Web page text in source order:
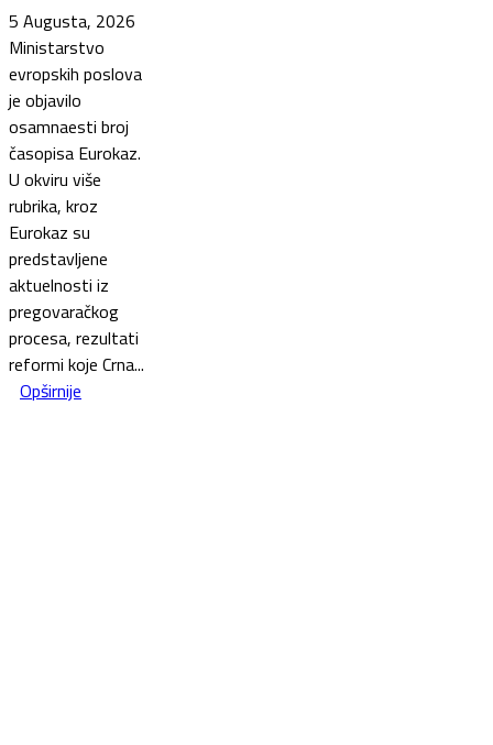
5 Augusta, 2026
Ministarstvo
evropskih poslova
je objavilo
osamnaesti broj
časopisa Eurokaz.
U okviru više
rubrika, kroz
Eurokaz su
predstavljene
aktuelnosti iz
pregovaračkog
procesa, rezultati
reformi koje Crna...
Opširnije